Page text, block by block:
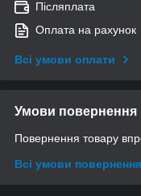
Післяплата
Оплата на рахунок
Всі умови оплати
Умови повернення
Повернення товару
Всі умови повернення